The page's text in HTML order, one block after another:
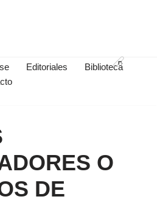
Editoriales
Biblioteca
O
DE